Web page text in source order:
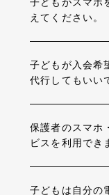
えてください。
子どもが入会希
代行してもいい
保護者のスマホ
ビスを利用でき
子どもは自分の